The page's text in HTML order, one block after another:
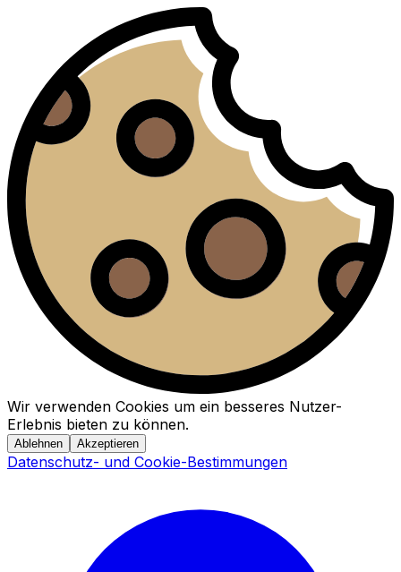
Wir verwenden Cookies um ein besseres Nutzer-
Erlebnis bieten zu können.
Ablehnen Akzeptieren
Datenschutz- und Cookie-Bestimmungen